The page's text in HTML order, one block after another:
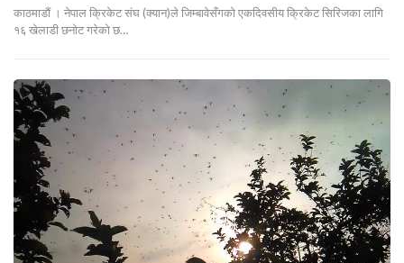
काठमाडौं । नेपाल क्रिकेट संघ (क्यान)ले जिम्बावेसँगको एकदिवसीय क्रिकेट सिरिजका लागि
१६ खेलाडी छनोट गरेको छ…